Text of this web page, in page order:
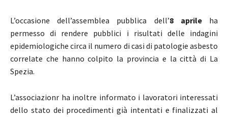
L’occasione dell’assemblea pubblica dell’8 aprileha
permesso di rendere pubblici i risultati delle indagini
epidemiologiche circa il numero di casi di patologie asbesto
correlate che hanno colpito la provincia e la città di La
Spezia.
L’associazionr ha inoltre informato i lavoratori interessati
dello stato dei procedimenti già intentati e finalizzati al